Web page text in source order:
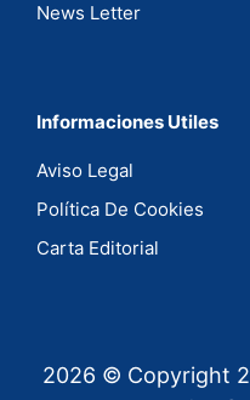
News Letter
Informaciones Utiles
Aviso Legal
Política De Cookies
Carta Editorial
2026 © Copyright